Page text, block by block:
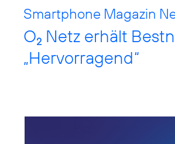
Smartphone Magazin
O2 Netz erhält
„Hervorragend“